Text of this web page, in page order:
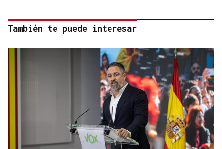
También te puede interesar